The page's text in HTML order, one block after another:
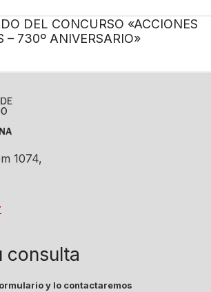
DEL CONCURSO «ACCIONES
– 730º ANIVERSARIO»
1074,
consulta
y lo contactaremos